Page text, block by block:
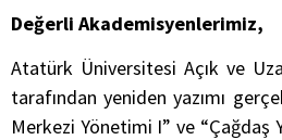
Değerli Akademisyenlerimiz,
Atatürk Üniversitesi Açık ve
tarafından yeniden yazımı
Merkezi Yönetimi I” ve “Çağdaş